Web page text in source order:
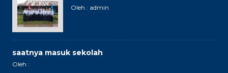
Oleh : admin
saatnya masuk sekolah
Oleh :